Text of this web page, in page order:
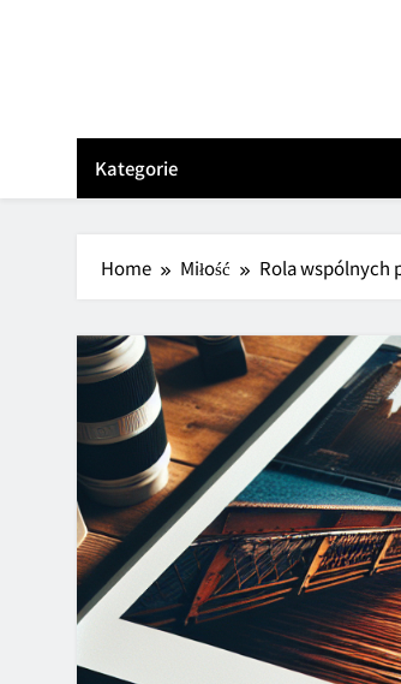
Kategorie
Home Miłość Rola wspólnych